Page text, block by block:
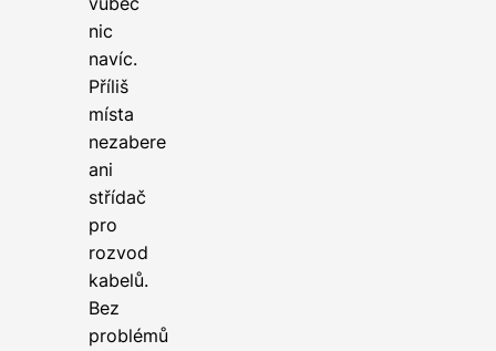
nic
navíc.
Příliš
místa
nezabere
ani
střídač
pro
rozvod
kabelů.
Bez
problémů